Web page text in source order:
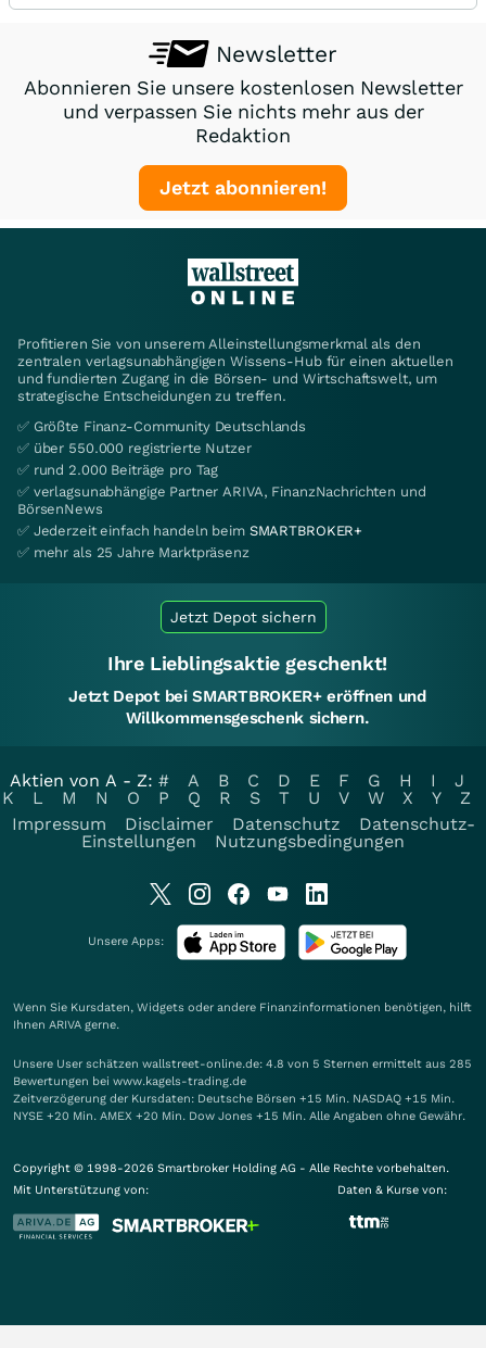
Newsletter
Abonnieren Sie unsere kostenlosen Newsletter
und verpassen Sie nichts mehr aus der
Redaktion
Jetzt abonnieren!
Profitieren Sie von unserem Alleinstellungsmerkmal als den
zentralen verlagsunabhängigen Wissens-Hub für einen aktuellen
und fundierten Zugang in die Börsen- und Wirtschaftswelt, um
strategische Entscheidungen zu treffen.
✅ Größte Finanz-Community Deutschlands
✅ über 550.000 registrierte Nutzer
✅ rund 2.000 Beiträge pro Tag
✅ verlagsunabhängige Partner ARIVA, FinanzNachrichten und
BörsenNews
✅ Jederzeit einfach handeln beim SMARTBROKER+
✅ mehr als 25 Jahre Marktpräsenz
Jetzt Depot sichern
Ihre Lieblingsaktie geschenkt!
Jetzt Depot bei SMARTBROKER+ eröffnen und
Willkommensgeschenk sichern.
Aktien von A - Z: # A B C D E F G H I
J
K
L M N O P Q R S T U V W X Y
Z
Impressum
Disclaimer Datenschutz
Datenschutz-
Einstellungen
Nutzungsbedingungen
Unsere Apps:
Wenn Sie Kursdaten, Widgets oder andere Finanzinformationen benötigen, hilft
Ihnen ARIVA gerne.
Unsere User schätzen wallstreet-online.de: 4.8 von 5 Sternen ermittelt aus 285
Bewertungen bei www.kagels-trading.de
Zeitverzögerung der Kursdaten: Deutsche Börsen +15 Min. NASDAQ +15 Min.
NYSE +20 Min. AMEX +20 Min. Dow Jones +15 Min. Alle Angaben ohne Gewähr.
Copyright © 1998-2026 Smartbroker Holding AG - Alle Rechte vorbehalten.
Mit Unterstützung von:
Daten & Kurse von: